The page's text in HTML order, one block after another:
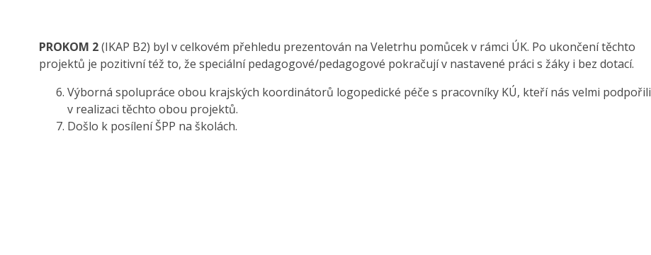
PROKOM 2(IKAP B2) byl v celkovém přehledu prezentován na Veletrhu pomůcek v rámci ÚK. Po ukončení těchto
projektů je pozitivní též to, že speciální pedagogové/pedagogové pokračují v nastavené práci s žáky i bez dotací.
Výborná spolupráce obou krajských koordinátorů logopedické péče s pracovníky KÚ, kteří nás velmi podpořili
v realizaci těchto obou projektů.
Došlo k posílení ŠPP na školách.